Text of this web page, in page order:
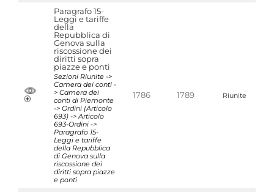
Paragrafo 15-
Leggi e tariffe
della
Repubblica di
Genova sulla
riscossione dei
diritti sopra
piazze e ponti
Sezioni Riunite ->
Camera dei conti -
> Camera dei
conti di Piemonte
-> Ordini (Articolo
693) -> Articolo
693-Ordini ->
Paragrafo 15-
Leggi e tariffe
della Repubblica
di Genova sulla
riscossione dei
diritti sopra piazze
e ponti
1786 1789 Riunite